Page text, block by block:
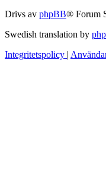
Drivs av phpBB® Forum
Swedish translation by
Integritetspolicy |